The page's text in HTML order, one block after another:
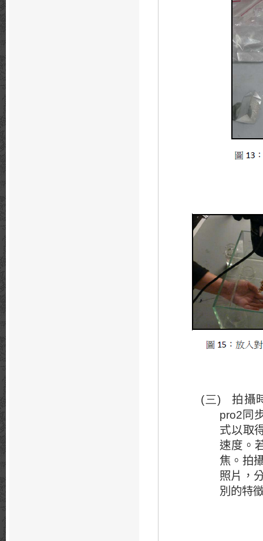
(三)拍攝
pro2同
式以取
速度。
焦。拍
照片，
別的特